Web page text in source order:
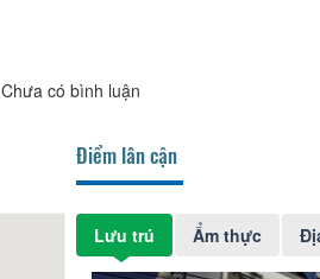
Chưa có bình luận
Điểm lân cận
Lưu trú Ẩm thực